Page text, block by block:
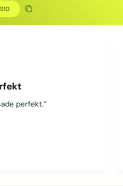
Kopierat
Kopiera rabatt
perfekt.”